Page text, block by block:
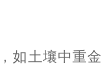
如土壤中重